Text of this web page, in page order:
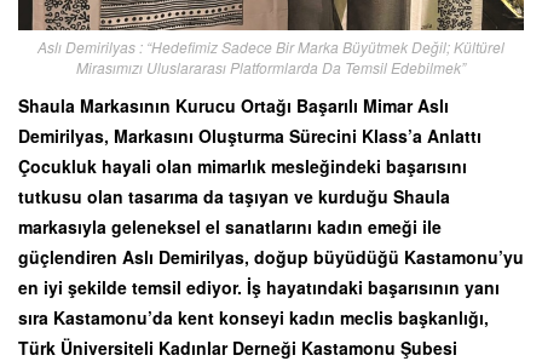
Aslı Demirilyas : “Hedefimiz Sadece Bir Marka Büyütmek Değil; Kültürel
Mirasımızı Uluslararası Platformlarda Da Temsil Edebilmek”
Shaula Markasının Kurucu Ortağı Başarılı Mimar Aslı
Demirilyas, Markasını Oluşturma Sürecini Klass’a Anlattı
Çocukluk hayali olan mimarlık mesleğindeki başarısını
tutkusu olan tasarıma da taşıyan ve kurduğu Shaula
markasıyla geleneksel el sanatlarını kadın emeği ile
güçlendiren Aslı Demirilyas, doğup büyüdüğü Kastamonu’yu
en iyi şekilde temsil ediyor. İş hayatındaki başarısının yanı
sıra Kastamonu’da kent konseyi kadın meclis başkanlığı,
Türk Üniversiteli Kadınlar Derneği Kastamonu Şubesi